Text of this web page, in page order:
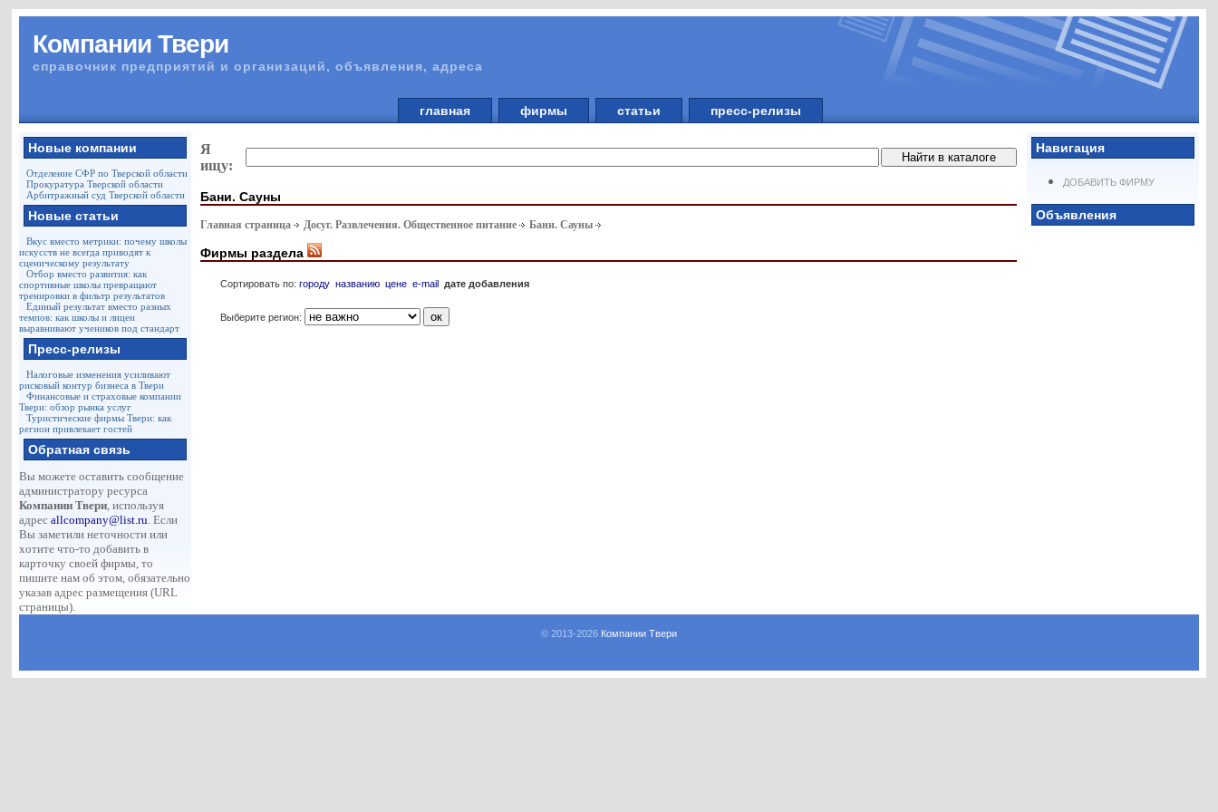
Компании Твери
справочник предприятий и организаций, объявления, адреса
главная фирмы статьи пресс-релизы
Новые компании
Отделение СФР по Тверской области
Прокуратура Тверской области
Арбитражный суд Тверской области
Новые статьи
Вкус вместо метрики: почему школы
искусств не всегда приводят к
сценическому результату
Отбор вместо развития: как
спортивные школы превращают
тренировки в фильтр результатов
Единый результат вместо разных
темпов: как школы и лицеи
выравнивают учеников под стандарт
Пресс-релизы
Налоговые изменения усиливают
рисковый контур бизнеса в Твери
Финансовые и страховые компании
Твери: обзор рынка услуг
Туристические фирмы Твери: как
регион привлекает гостей
Обратная связь
Вы можете оставить сообщение
администратору ресурса
Компании Твери, используя
адресallcompany@list.ru. Если
Вы заметили неточности или
хотите что-то добавить в
карточку своей фирмы, то
пишите нам об этом, обязательно
указав адрес размещения (URL
страницы).
Навигация
ДОБАВИТЬ ФИРМУ
Объявления
Я
ищу:
Бани. Сауны
Главная страница Досуг. Развлечения. Общественное питание Бани. Сауны
Фирмы раздела
Сортировать по:городу названию цене e-mail дате добавления
Выберите регион:
© 2013-2026 Компании Твери